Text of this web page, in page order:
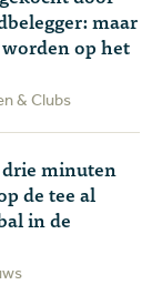
maar
op het
& Clubs
drie minuten
de tee al
in de